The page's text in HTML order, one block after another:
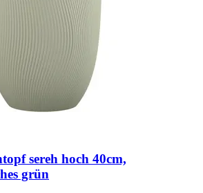
sereh hoch 40cm,
grün